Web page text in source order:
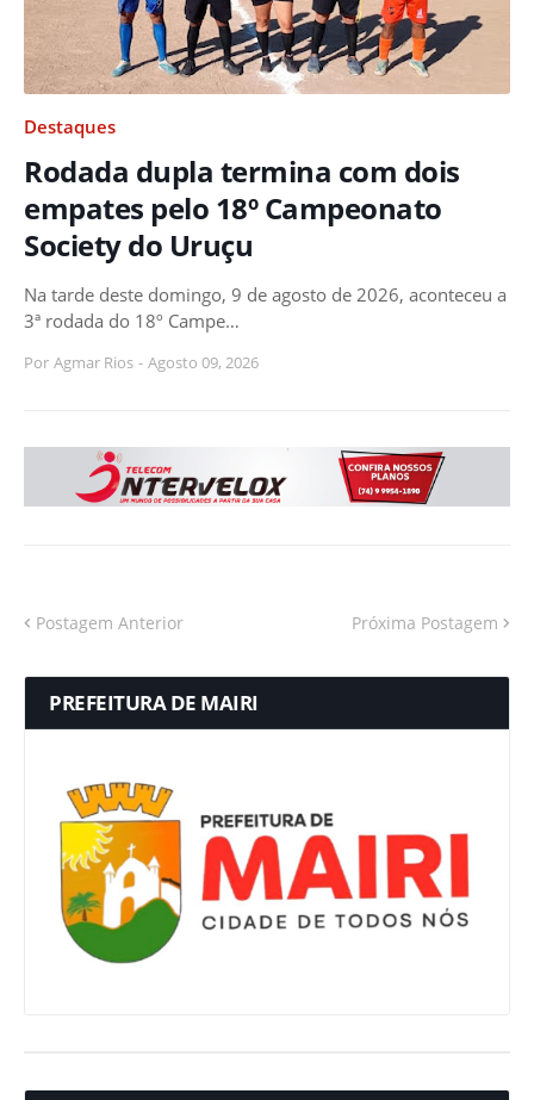
Destaques
Rodada dupla termina com dois
empates pelo 18º Campeonato
Society do Uruçu
Na tarde deste domingo, 9 de agosto de 2026, aconteceu a
3ª rodada do 18º Campe…
Por Agmar Rios - Agosto 09, 2026
Postagem Anterior Próxima Postagem
PREFEITURA DE MAIRI